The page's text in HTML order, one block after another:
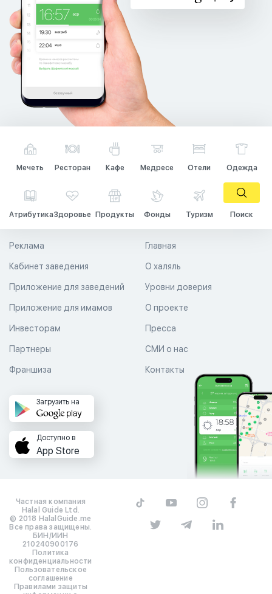
Мечеть Ресторан Кафе Медресе Отели Одежда
АтрибутикаЗдоровье Продукты Фонды Туризм Поиск
Главная
О халяль
Уровни доверия
Реклама
Кабинет заведения
Приложение для заведений
Приложение для имамов О проекте
Пресса
СМИ о нас
Контакты
Инвесторам
Партнеры
Франшиза
Загрузить на
Доступно в
App Store
Частная компания
Halal Guide Ltd.
© 2018 HalalGuide.me
Все права защищены.
БИН/ИИН
210240900176
Политика
конфиденциальности
Пользовательское
соглашение
Правилами защиты